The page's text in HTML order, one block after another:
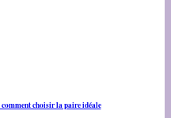
comment choisir la paire idéale